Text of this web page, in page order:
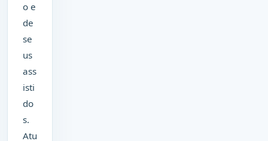
o e
de
se
us
ass
isti
do
s.
Atu